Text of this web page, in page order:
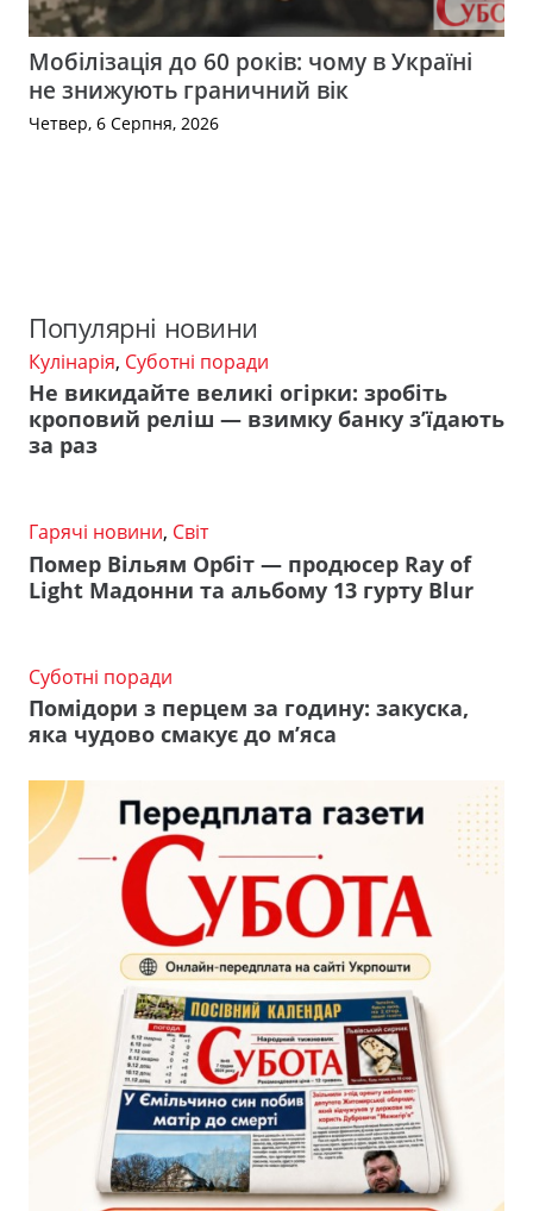
Мобілізація до 60 років: чому в Україні
не знижують граничний вік
Четвер, 6 Серпня, 2026
Популярні новини
Кулінарія, Суботні поради
Не викидайте великі огірки: зробіть
кроповий реліш — взимку банку з’їдають
за раз
Гарячі новини, Світ
Помер Вільям Орбіт — продюсер Ray of
Light Мадонни та альбому 13 гурту Blur
Суботні поради
Помідори з перцем за годину: закуска,
яка чудово смакує до м’яса